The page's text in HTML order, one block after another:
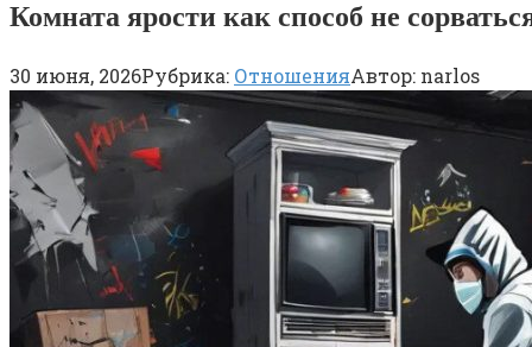
Комната ярости как способ не
30 июня, 2026Рубрика: ОтношенияАвтор: narlos